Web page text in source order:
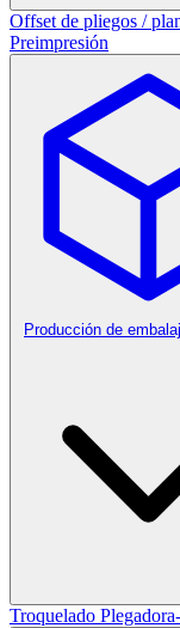
Offset de pliegos /
Preimpresión
Producción de
Troquelado